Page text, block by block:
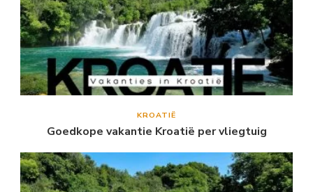
KROATIË
Goedkope vakantie Kroatië per vliegtuig